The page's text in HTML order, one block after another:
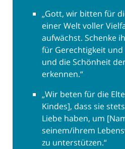
„Gott, wir bitten für
einer Welt voller
aufwächst. Schenke
für Gerechtigkeit und
und die Schönheit
erkennen.“
„Wir beten für die
Kindes], dass sie
Liebe haben, um
seinem/ihrem
zu unterstützen.“